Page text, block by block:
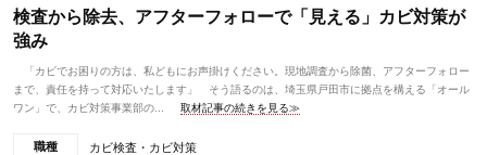
検査から除去、アフターフォローで「見える」カビ対策が
強み
「カビでお困りの方は、私どもにお声掛けください。現地調査から除菌、アフターフォロー
まで、責任を持って対応いたします」 そう語るのは、埼玉県戸田市に拠点を構える「オール
ワン」で、カビ対策事業部の...
取材記事の続きを見る≫
職種 カビ検査・カビ対策